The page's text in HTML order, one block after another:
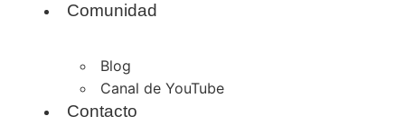
Comunidad
Blog
Canal de YouTube
Contacto